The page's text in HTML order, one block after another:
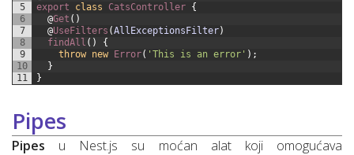
5
6
7
8
9
10
11
export
class CatsController {
@Get ( )
@UseFilters (AllExceptionsFilter)
findAll ( )
{
throw new Error( 'This is an error' ) ;
}
}
Pipes
Pipes u Nest.js su moćan alat koji omogućava